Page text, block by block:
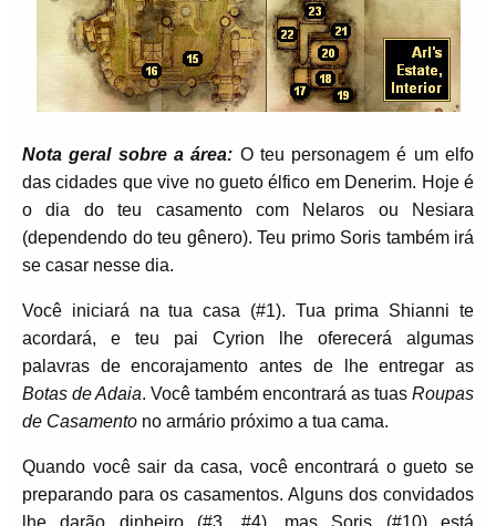
Nota geral sobre a área: O teu personagem é um elfo
das cidades que vive no gueto élfico em Denerim. Hoje é
o dia do teu casamento com Nelaros ou Nesiara
(dependendo do teu gênero). Teu primo Soris também irá
se casar nesse dia.
Você iniciará na tua casa (#1). Tua prima Shianni te
acordará, e teu pai Cyrion lhe oferecerá algumas
palavras de encorajamento antes de lhe entregar as
Botas de Adaia. Você também encontrará as tuas Roupas
de Casamento no armário próximo a tua cama.
Quando você sair da casa, você encontrará o gueto se
preparando para os casamentos. Alguns dos convidados
lhe darão dinheiro (#3, #4), mas Soris (#10) está